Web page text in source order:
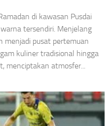
di kawasan Pusdai
tersendiri. Menjelang
menjadi pusat pertemuan
kuliner tradisional hingga
menciptakan atmosfer...